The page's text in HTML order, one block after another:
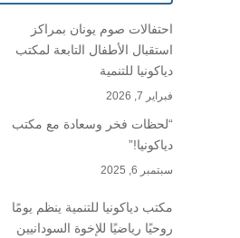
احتفالات صوم يونان بمراكز
استقبال الأطفال التابعة لمكتب
دياكونيا للتنمية
فبراير 7, 2026
“لحظات فخر وسعادة مع مكتب
دياكونيا!”
سبتمبر 6, 2025
مكتب دياكونيا للتنمية ينظم يومًا
روحيًا رياضيًا للإخوة السودانيين